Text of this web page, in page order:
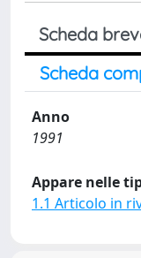
Scheda
Scheda
Anno
1991
Appare nelle
1.1 Articolo in